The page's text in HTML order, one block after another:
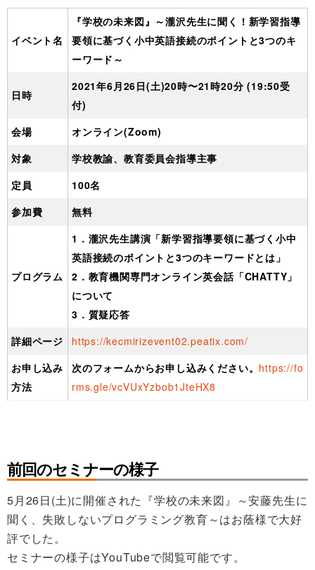
イベント名
『学校の未来図』～瀧沢先生に聞く！新学習指導
要領に基づく小中英語接続のポイントと3つのキ
ーワード～
日時
2021年6月26日(土)20時〜21時20分 (19:50受
付)
会場
オンライン(Zoom)
対象
学校教諭、教育委員会指導主事
定員
100名
参加費
無料
プログラム
1．瀧沢先生講演「新学習指導要領に基づく小中
英語接続のポイントと3つのキーワードとは」
2．教育機関専門オンライン英会話「CHATTY」
について
3．質疑応答
詳細ページ
https://kecmirizevent02.peatix.com/
お申し込み
方法
次のフォームからお申し込みください。 https://fo
rms.gle/vcVUxYzbob1JteHX8
前回のセミナーの様子
5月26日(土)に開催された『学校の未来図』～安藤先生に
聞く、失敗しないプログラミング教育～はお蔭様で大好
評でした。
セミナーの様子はYouTubeで閲覧可能です。